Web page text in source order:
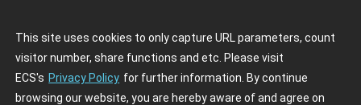
This site uses cookies to only capture URL parameters, count
visitor number, share functions and etc. Please visit
ECS's Privacy Policy for further information. By continue
browsing our website, you are hereby aware of and agree on